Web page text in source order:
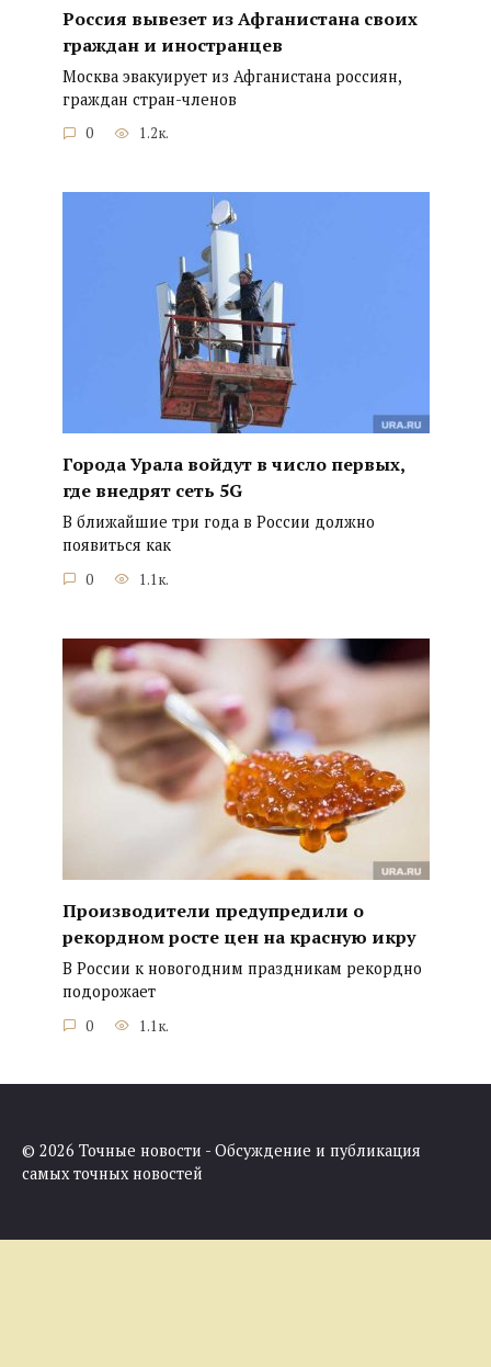
Россия вывезет из Афганистана своих
граждан и иностранцев
Москва эвакуирует из Афганистана россиян,
граждан стран-членов
0 1.2к.
Города Урала войдут в число первых,
где внедрят сеть 5G
В ближайшие три года в России должно
появиться как
0 1.1к.
Производители предупредили о
рекордном росте цен на красную икру
В России к новогодним праздникам рекордно
подорожает
0 1.1к.
© 2026 Точные новости - Обсуждение и публикация
самых точных новостей